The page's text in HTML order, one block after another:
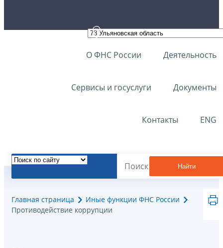
О ФНС России Деятельность
Сервисы и госуслуги Документы
Контакты ENG
Найти
Главная страница
Иные функции ФНС России
Противодействие коррупции